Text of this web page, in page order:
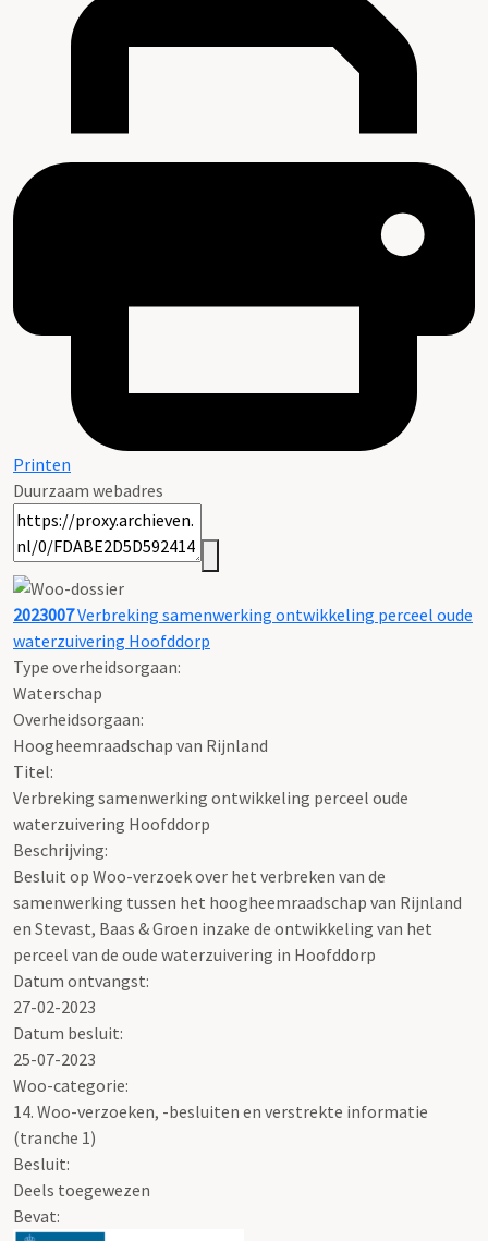
Printen
Duurzaam webadres
2023007Verbreking samenwerking ontwikkeling perceel oude
waterzuivering Hoofddorp
Type overheidsorgaan:
Waterschap
Overheidsorgaan:
Hoogheemraadschap van Rijnland
Titel:
Verbreking samenwerking ontwikkeling perceel oude
waterzuivering Hoofddorp
Beschrijving:
Besluit op Woo-verzoek over het verbreken van de
samenwerking tussen het hoogheemraadschap van Rijnland
en Stevast, Baas & Groen inzake de ontwikkeling van het
perceel van de oude waterzuivering in Hoofddorp
Datum ontvangst:
27-02-2023
Datum besluit:
25-07-2023
Woo-categorie:
14. Woo-verzoeken, -besluiten en verstrekte informatie
(tranche 1)
Besluit:
Deels toegewezen
Bevat: